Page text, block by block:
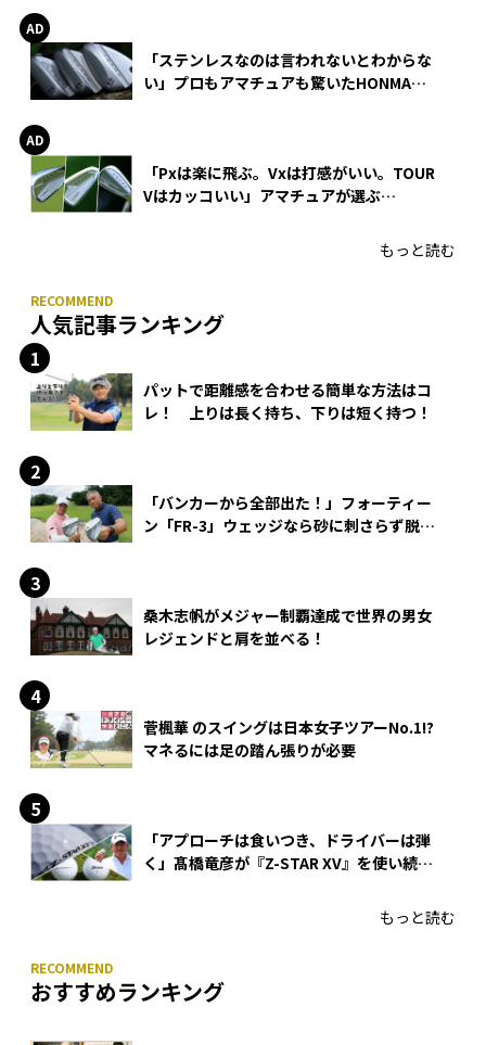
「ステンレスなのは言われないとわからな
い」プロもアマチュアも驚いたHONMA
「Pxは楽に飛ぶ。Vxは打感がいい。TOUR
Vはカッコいい」アマチュアが選ぶ
もっと読む
人気記事ランキング
パットで距離感を合わせる簡単な方法はコ
レ！ 上りは長く持ち、下りは短く持つ！
「バンカーから全部出た！」フォーティー
ン「FR-3」ウェッジなら砂に刺さらず脱出
桑木志帆がメジャー制覇達成で世界の男女
レジェンドと肩を並べる！
菅楓華 のスイングは日本女子ツアーNo.1!?
マネるには足の踏ん張りが必要
「アプローチは食いつき、ドライバーは弾
く」髙橋竜彦が『Z-STAR XV』を使い続け
もっと読む
おすすめランキング